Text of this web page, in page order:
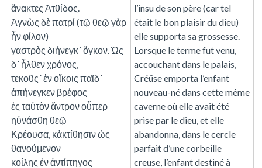
ἄνακτες Ἀτθίδος.
Ἀγνὼς δὲ πατρί (τῷ θεῷ γὰρ
ἦν φίλον)
γαστρὸς διήνεγκ´ ὄγκον. Ὡς
δ´ ἦλθεν χρόνος,
τεκοῦς´ ἐν οἴκοις παῖδ´
ἀπήνεγκεν βρέφος
ἐς ταὐτὸν ἄντρον οὗπερ
ηὐνάσθη θεῷ
Κρέουσα, κἀκτίθησιν ὡς
θανούμενον
κοίλης ἐν ἀντίπηγος
l’insu de son père (car tel
était le bon plaisir du dieu)
elle supporta sa grossesse.
Lorsque le terme fut venu,
accouchant dans le palais,
Créüse emporta l’enfant
nouveau-né dans cette même
caverne où elle avait été
prise par le dieu, et elle
abandonna, dans le cercle
parfait d’une corbeille
creuse, l’enfant destiné à